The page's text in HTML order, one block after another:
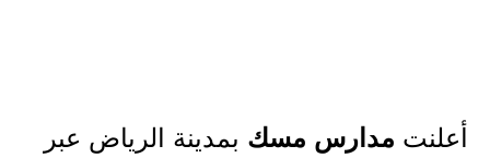
أعلنت مدارس مسك بمدينة الرياض عبر